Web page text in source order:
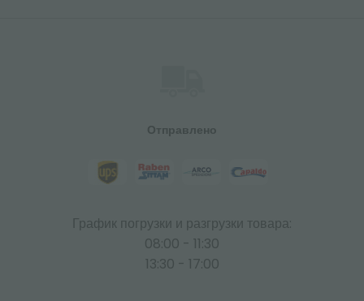
Отправлено
График погрузки и разгрузки товара:
08:00 - 11:30
13:30 - 17:00